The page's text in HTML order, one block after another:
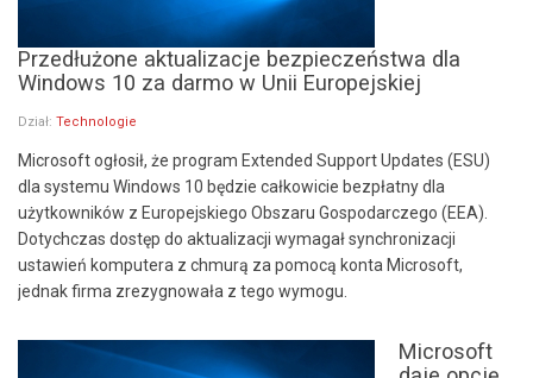
Przedłużone aktualizacje bezpieczeństwa dla
Windows 10 za darmo w Unii Europejskiej
Dział: Technologie
Microsoft ogłosił, że program Extended Support Updates (ESU)
dla systemu Windows 10 będzie całkowicie bezpłatny dla
użytkowników z Europejskiego Obszaru Gospodarczego (EEA).
Dotychczas dostęp do aktualizacji wymagał synchronizacji
ustawień komputera z chmurą za pomocą konta Microsoft,
jednak firma zrezygnowała z tego wymogu.
Microsoft